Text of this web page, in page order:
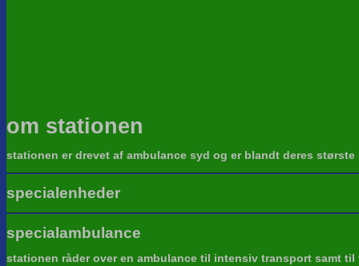
om stationen
stationen er drevet af ambulance syd og er blandt deres
specialenheder
specialambulance
stationen råder over en ambulance til intensiv transport samt